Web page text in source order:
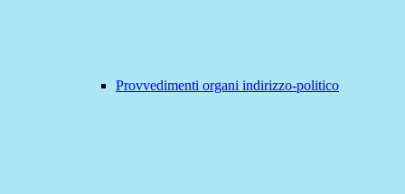
Provvedimenti organi indirizzo-politico